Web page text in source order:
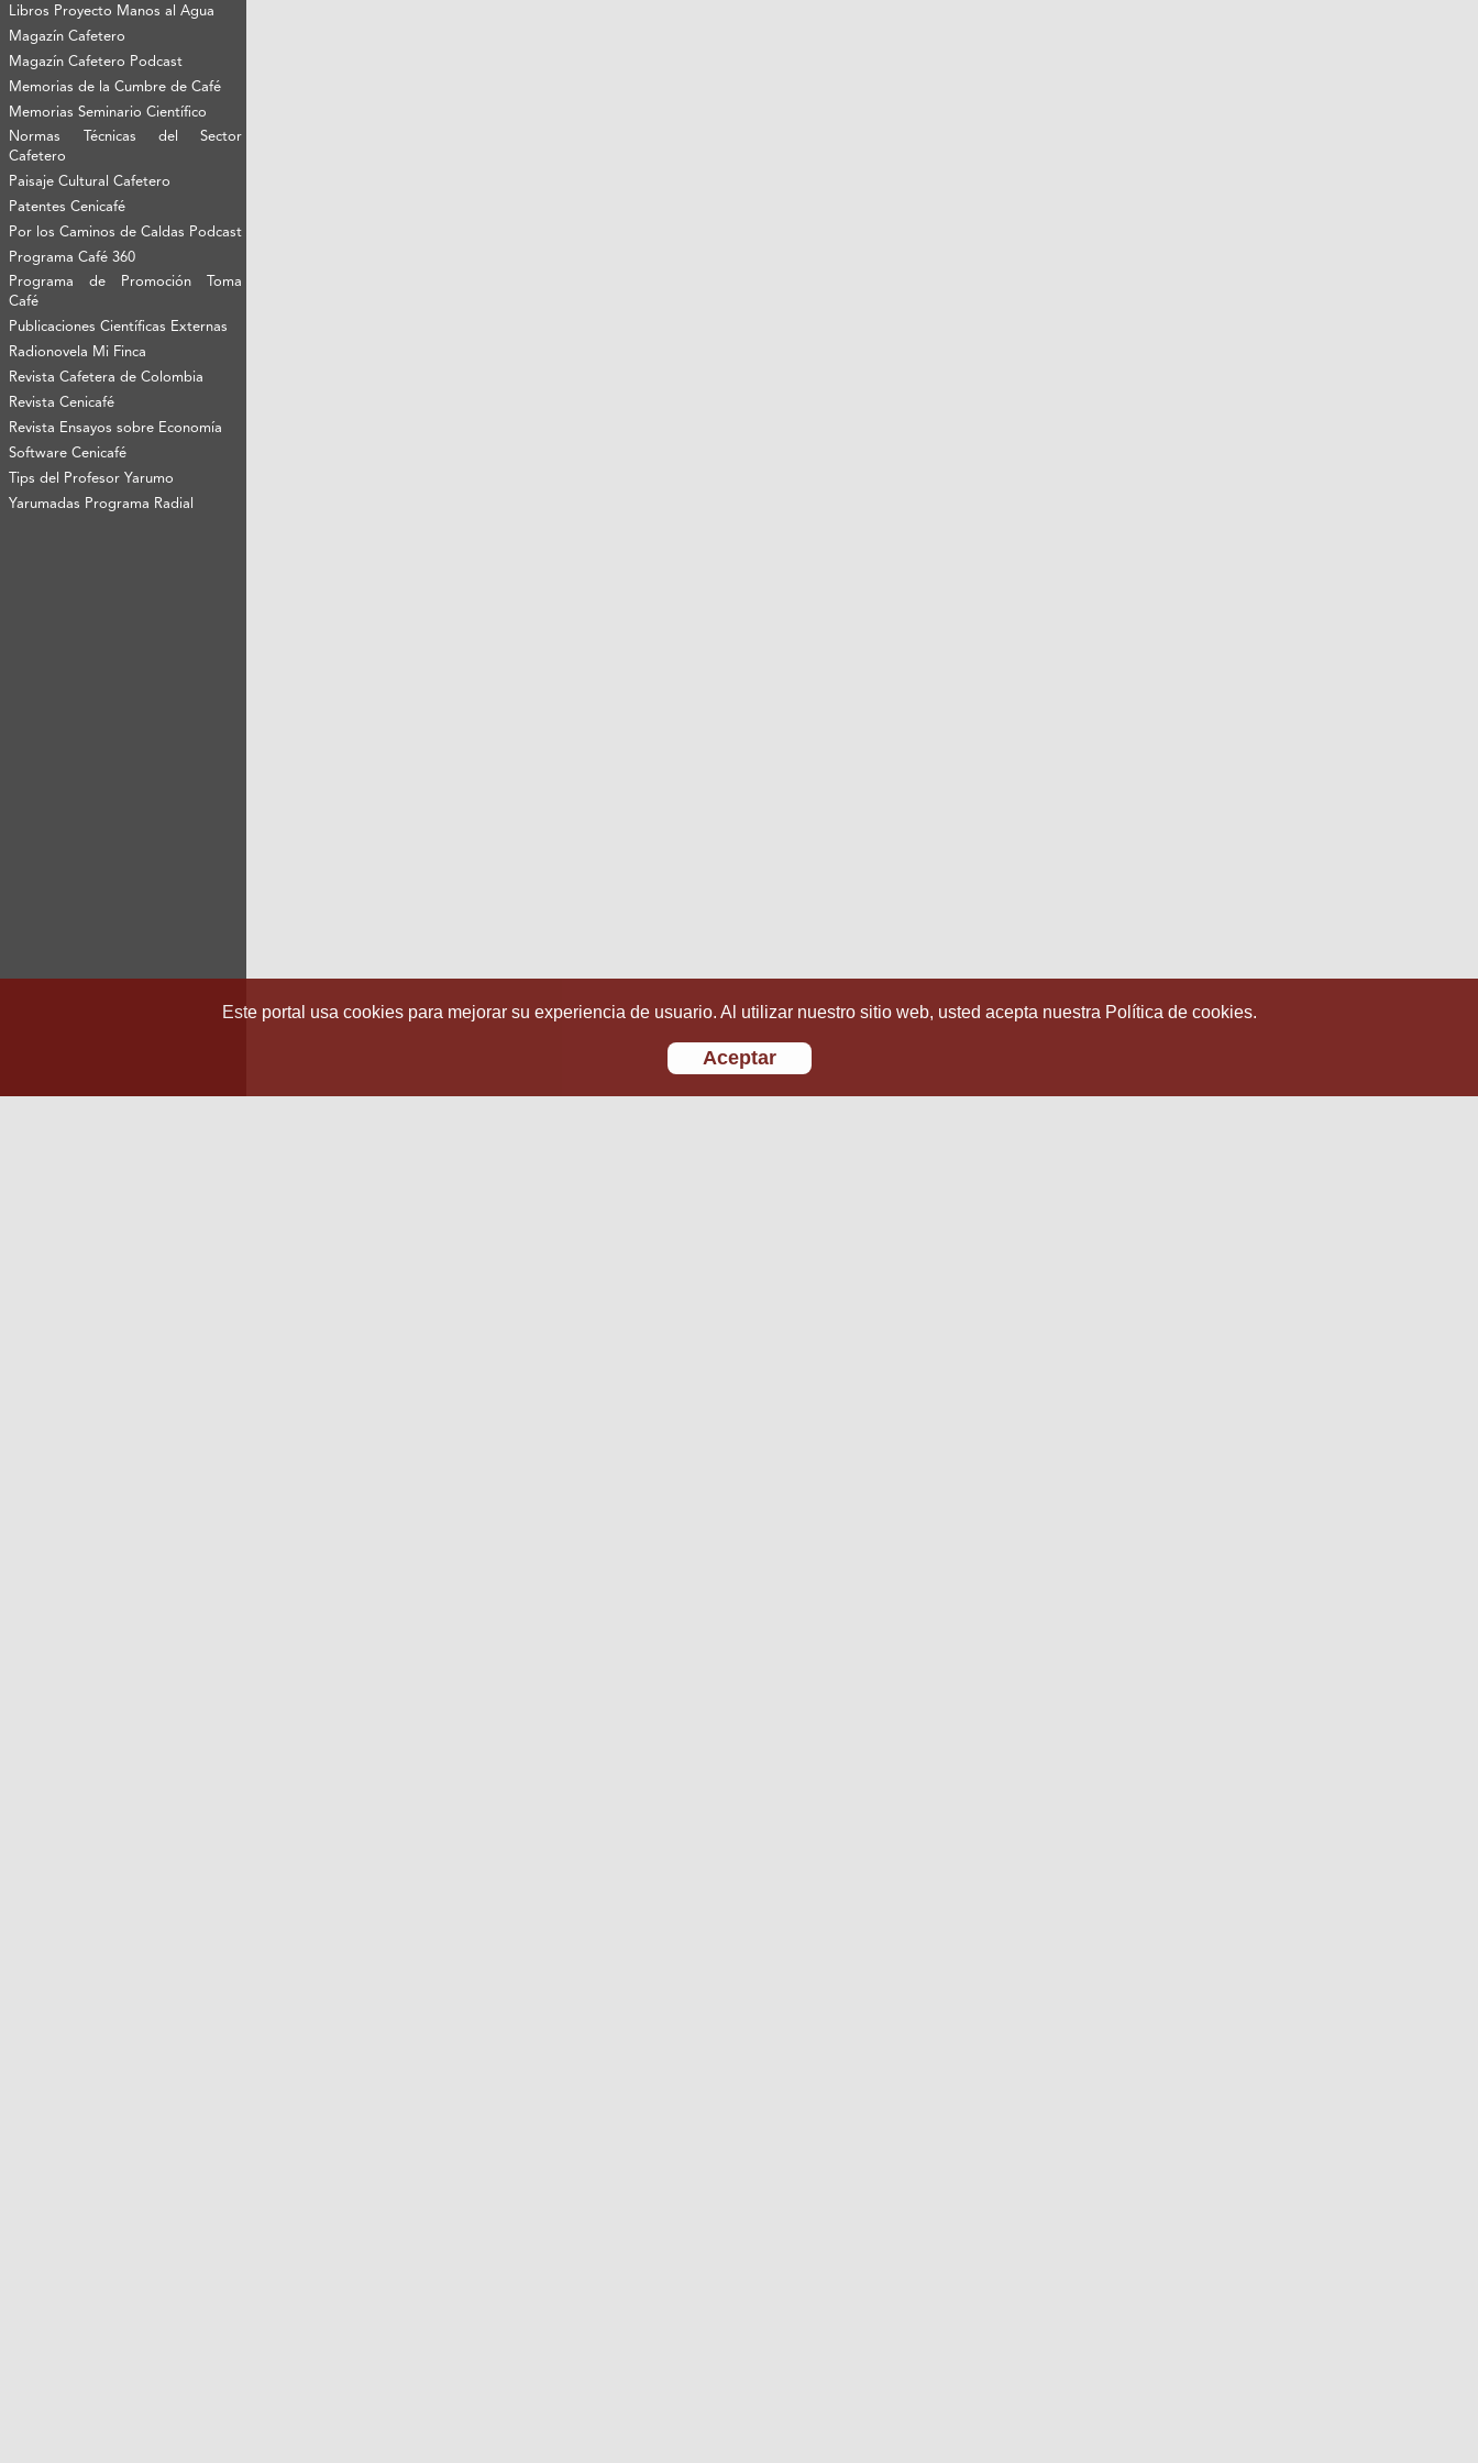
Libros Proyecto Manos al Agua
Magazín Cafetero
Magazín Cafetero Podcast
Memorias de la Cumbre de Café
Memorias Seminario Científico
Normas Técnicas del Sector
Cafetero
Paisaje Cultural Cafetero
Patentes Cenicafé
Por los Caminos de Caldas Podcast
Programa Café 360
Programa de Promoción Toma
Café
Publicaciones Científicas Externas
Radionovela Mi Finca
Revista Cafetera de Colombia
Revista Cenicafé
Revista Ensayos sobre Economía
Software Cenicafé
Tips del Profesor Yarumo
Yarumadas Programa Radial
Este portal usa cookies para mejorar su experiencia de usuario. Al utilizar nuestro sitio web, usted acepta nuestra Política de cookies.
Aceptar